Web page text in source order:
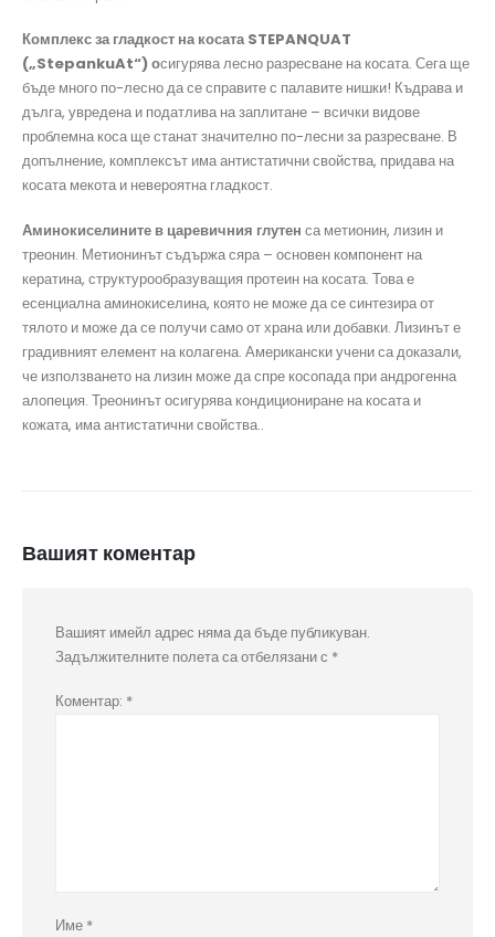
Комплекс за гладкост на косата STEPANQUAT
(„StepankuAt“) осигурява лесно разресване на косата. Сега ще
бъде много по-лесно да се справите с палавите нишки! Къдрава и
дълга, увредена и податлива на заплитане – всички видове
проблемна коса ще станат значително по-лесни за разресване. В
допълнение, комплексът има антистатични свойства, придава на
косата мекота и невероятна гладкост.
Аминокиселините в царевичния глутен са метионин, лизин и
треонин. Метионинът съдържа сяра – основен компонент на
кератина, структурообразуващия протеин на косата. Това е
есенциална аминокиселина, която не може да се синтезира от
тялото и може да се получи само от храна или добавки. Лизинът е
градивният елемент на колагена. Американски учени са доказали,
че използването на лизин може да спре косопада при андрогенна
алопеция. Треонинът осигурява кондициониране на косата и
кожата, има антистатични свойства..
Вашият коментар
Вашият имейл адрес няма да бъде публикуван.
Задължителните полета са отбелязани с *
Коментар: *
Име *